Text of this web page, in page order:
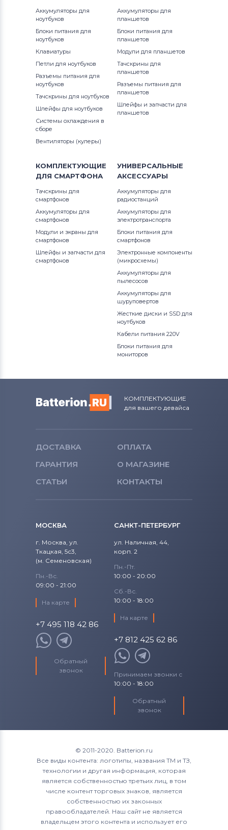
Аккумуляторы для
ноутбуков
Блоки питания для
ноутбуков
Клавиатуры
Петли для ноутбуков
Разъемы питания для
ноутбуков
Тачскрины для ноутбуков
Шлейфы для ноутбуков
Системы охлаждения в
сборе
Вентиляторы (кулеры)
Аккумуляторы для
планшетов
Блоки питания для
планшетов
Модули для планшетов
Тачскрины для
планшетов
Разъемы питания для
планшетов
Шлейфы и запчасти для
планшетов
КОМПЛЕКТУЮЩИЕ
ДЛЯ СМАРТФОНА
Тачскрины для
смартфонов
Аккумуляторы для
смартфонов
Модули и экраны для
смартфонов
Шлейфы и запчасти для
смартфонов
УНИВЕРСАЛЬНЫЕ
АКСЕССУАРЫ
Аккумуляторы для
радиостанций
Аккумуляторы для
электротранспорта
Блоки питания для
смартфонов
Электронные компоненты
(микросхемы)
Аккумуляторы для
пылесосов
Аккумуляторы для
шуруповертов
Жесткие диски и SSD для
ноутбуков
Кабели питания 220V
Блоки питания для
мониторов
КОМПЛЕКТУЮЩИЕ
для вашего девайса
ДОСТАВКА
ОПЛАТА
ГАРАНТИЯ
О МАГАЗИНЕ
СТАТЬИ
КОНТАКТЫ
МОСКВА
г. Москва, ул.
Ткацкая, 5с3,
(м. Семеновская)
Пн.-Вс.
09:00 - 21:00
На карте
+7 495 118 42 86
Обратный
звонок
САНКТ-ПЕТЕРБУРГ
ул. Наличная, 44,
корп. 2
Пн.-Пт.
10:00 - 20:00
Сб.-Вс.
10:00 - 18:00
На карте
+7 812 425 62 86
Принимаем звонки с
10:00 - 18:00
Обратный
звонок
© 2011-2020. Batterion.ru
Все виды контента: логотипы, названия ТМ и ТЗ,
технологии и другая информация, которая
является собственностью третьих лиц, в том
числе контент торговых знаков, является
собственностью их законных
правообладателей. Наш сайт не является
владельцем этого контента и использует его